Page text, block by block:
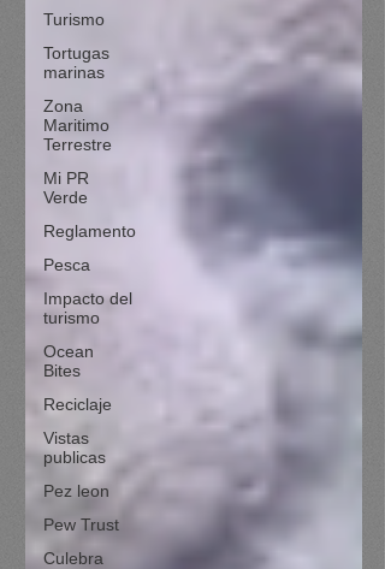
Turismo
Tortugas
marinas
Zona
Maritimo
Terrestre
Mi PR
Verde
Reglamento
Pesca
Impacto del
turismo
Ocean
Bites
Reciclaje
Vistas
publicas
Pez leon
Pew Trust
Culebra